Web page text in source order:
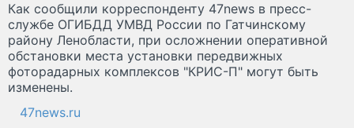
Как сообщили корреспонденту 47news в пресс-
службе ОГИБДД УМВД России по Гатчинскому
району Ленобласти, при осложнении оперативной
обстановки места установки передвижных
фоторадарных комплексов "КРИС-П" могут быть
изменены.
47news.ru